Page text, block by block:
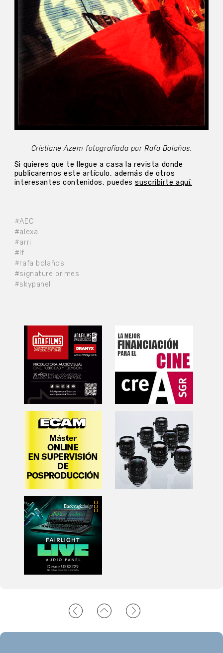
#AEC
#alexa
#arri
#lf
#rafa bolaños
#signature primes
#skypanel
Cristiane Azem fotografiada por Rafa Bolaños.
Si quieres que te llegue a casa la revista donde
publicaremos este artículo, además de otros
interesantes contenidos, puedessuscribirte aquí.